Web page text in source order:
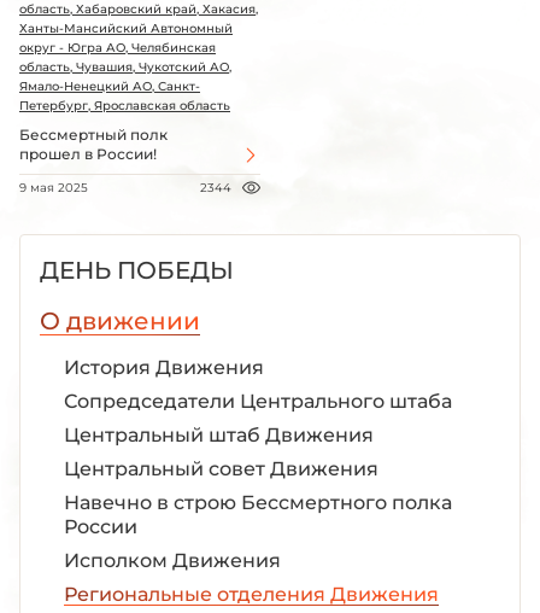
область, Хабаровский край, Хакасия,
Ханты-Мансийский Автономный
округ - Югра АО, Челябинская
область, Чувашия, Чукотский АО,
Ямало-Ненецкий АО, Санкт-
Петербург, Ярославская область
Бессмертный полк
прошел в России!
9 мая 2025 2344
ДЕНЬ ПОБЕДЫ
О движении
История Движения
Сопредседатели Центрального штаба
Центральный штаб Движения
Центральный совет Движения
Навечно в строю Бессмертного полка
России
Исполком Движения
Региональные отделения Движения